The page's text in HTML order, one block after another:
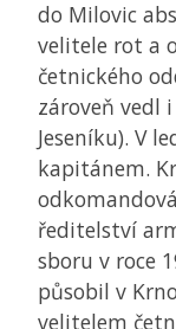
do Milovic
velitele rot a
četnického
zároveň vedl
Jeseníku). V
kapitánem.
ředitelství
sboru v roce
působil v
velitelem